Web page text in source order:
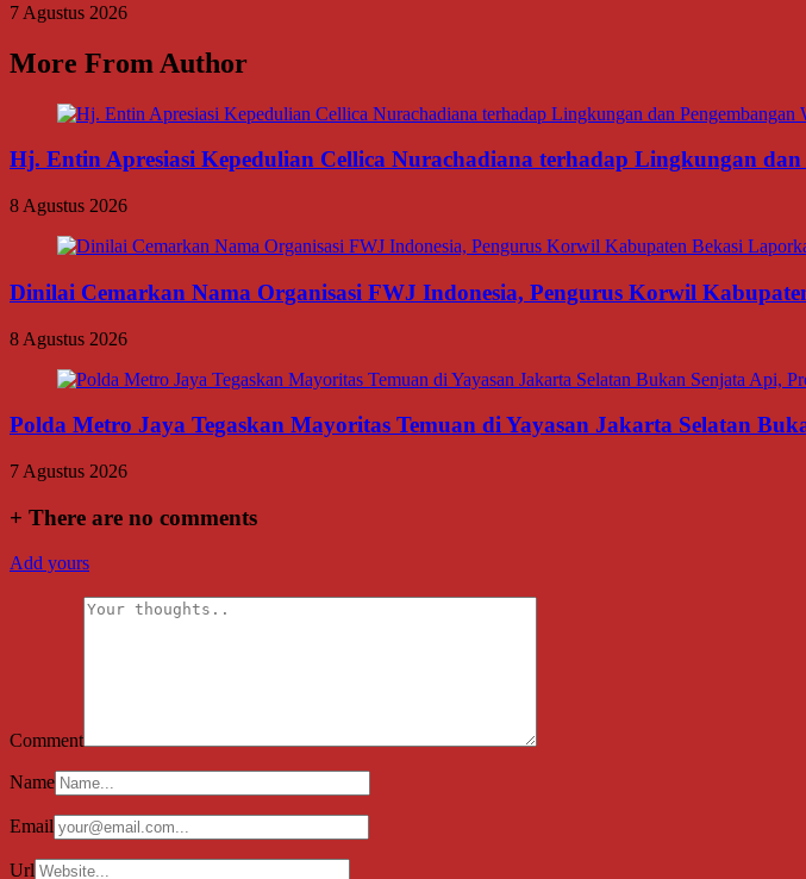
7 Agustus 2026
More From Author
Hj. Entin Apresiasi Kepedulian Cellica Nurachadiana terhadap Lingkungan dan
8 Agustus 2026
Dinilai Cemarkan Nama Organisasi FWJ Indonesia, Pengurus Korwil
8 Agustus 2026
Polda Metro Jaya Tegaskan Mayoritas Temuan di Yayasan Jakarta Selatan
7 Agustus 2026
+ There are no comments
Add yours
Comment
Name
Email
Url